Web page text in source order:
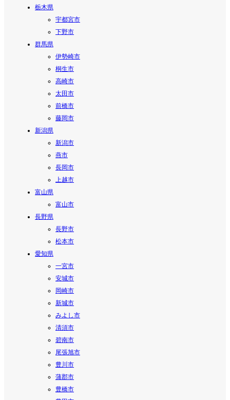
栃木県
宇都宮市
下野市
群馬県
伊勢崎市
桐生市
高崎市
太田市
前橋市
藤岡市
新潟県
新潟市
燕市
長岡市
上越市
富山県
富山市
長野県
長野市
松本市
愛知県
一宮市
安城市
岡崎市
新城市
みよし市
清須市
碧南市
尾張旭市
豊川市
蒲郡市
豊橋市